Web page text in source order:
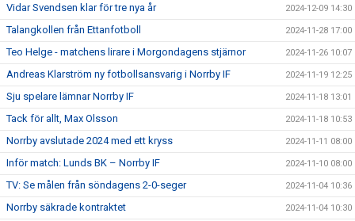
Vidar Svendsen klar för tre nya år 2024-12-09 14:30
Talangkollen från Ettanfotboll 2024-11-28 17:00
Teo Helge - matchens lirare i Morgondagens stjärnor 2024-11-26 10:07
Andreas Klarström ny fotbollsansvarig i Norrby IF 2024-11-19 12:25
Sju spelare lämnar Norrby IF 2024-11-18 13:01
Tack för allt, Max Olsson 2024-11-18 10:53
Norrby avslutade 2024 med ett kryss 2024-11-11 08:00
Inför match: Lunds BK – Norrby IF 2024-11-10 08:00
TV: Se målen från söndagens 2-0-seger 2024-11-04 10:36
Norrby säkrade kontraktet 2024-11-04 10:30